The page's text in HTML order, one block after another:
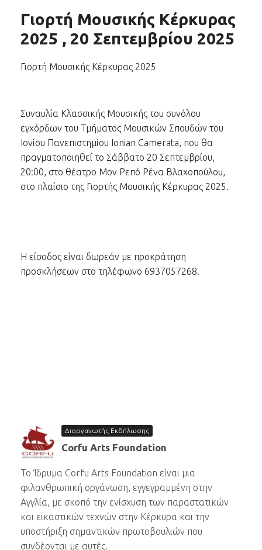
Γιορτή Μουσικής Κέρκυρας
2025 , 20 Σεπτεμβρίου 2025
Γιορτή Μουσικής Κέρκυρας 2025
Συναυλία Κλασσικής Μουσικής του συνόλου
εγχόρδων του Τμήματος Μουσικών Σπουδών του
Ιονίου Πανεπιστημίου Ionian Camerata, που θα
πραγματοποιηθεί το Σάββατο 20 Σεπτεμβρίου,
20:00, στο θέατρο Μον Ρεπό Ρένα Βλαχοπούλου,
στο πλαίσιο της Γιορτής Μουσικής Κέρκυρας 2025.
Η είσοδος είναι δωρεάν με προκράτηση
προσκλήσεων στο τηλέφωνο 6937057268.
Διοργανωτής Εκδήλωσης
Corfu Arts Foundation
Το Ίδρυμα Corfu Arts Foundation είναι μια
φιλανθρωπική οργάνωση, εγγεγραμμένη στην
Αγγλία, με σκοπό την ενίσχυση των παραστατικών
και εικαστικών τεχνών στην Κέρκυρα και την
υποστήριξη σημαντικών πρωτοβουλιών που
συνδέονται με αυτές.